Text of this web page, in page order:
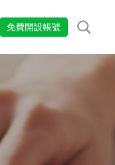
免費開設帳號